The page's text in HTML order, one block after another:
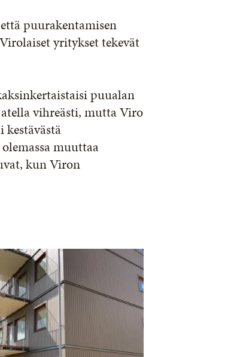
puurakentamisen
yritykset tekevät
puualan
vihreästi, mutta Viro
muuttaa
kun Viron